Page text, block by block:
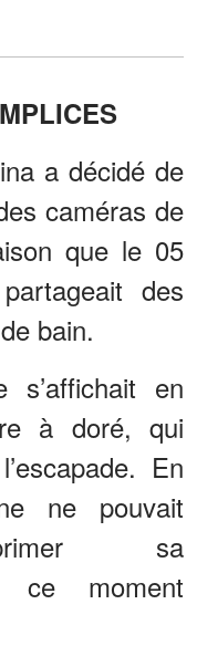
a décidé de
caméras de
que le 05
des
bain.
en
à doré, qui
En
ne pouvait
sa
ce moment